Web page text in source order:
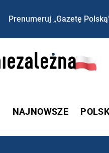
Prenumeruj „Gazetę
NAJNOWSZE